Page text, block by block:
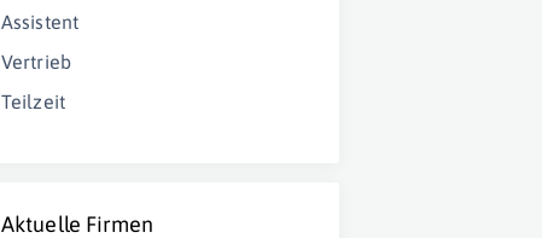
Assistent
Vertrieb
Teilzeit
Aktuelle Firmen